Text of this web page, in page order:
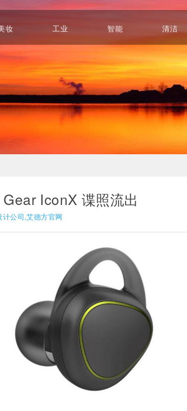
妆
工业
Intelligence
智能
清洁
IconX 谍照流出
公司,艾德方官网